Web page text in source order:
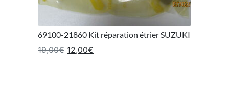
69100-21860 Kit réparation étrier SUZUKI
19,00€ Le prix initial était : 19,00€.
12,00€